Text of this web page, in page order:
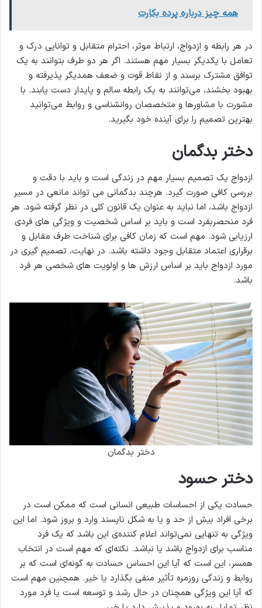
همه چیز درباره پرده بکارت
در هر رابطه و ازدواج، ارتباط موثر، احترام متقابل و توانایی درک و
تعامل با یکدیگر بسیار مهم هستند. اگر هر دو طرف بتوانند به یک
توافق مشترک برسند و از نقاط قوت و ضعف همدیگر پذیرفته و
بهبود بخشند، می‌توانند به یک رابطه سالم و پایدار دست یابند. با
مشورت با مشاورها و متخصصان روانشناسی و روابط می‌توانید
بهترین تصمیم را برای آینده خود بگیرید.
دختر بدگمان
ازدواج یک تصمیم بسیار مهم در زندگی است و باید با دقت و
بررسی کافی صورت گیرد. هرچند بدگمانی می تواند مانعی در مسیر
ازدواج باشد، اما نباید به عنوان یک قانون کلی در نظر گرفته شود. هر
فرد منحصربفرد است و باید بر اساس شخصیت و ویژگی های فردی
ارزیابی شود. مهم است که زمان کافی برای شناخت طرف مقابل و
برقراری اعتماد متقابل وجود داشته باشد. در نهایت، تصمیم گیری در
مورد ازدواج باید بر اساس ارزش ها و اولویت های شخصی هر فرد
باشد.
دختر بدگمان
دختر حسود
حسادت یکی از احساسات طبیعی انسانی است که ممکن است در
برخی افراد بیش از حد و یا به شکل ناپسند وارد و بروز شود. اما این
ویژگی به تنهایی نمی‌تواند اعلام کننده‌ی این باشد که یک فرد
مناسب برای ازدواج باشد یا نباشد. نکته‌ای که مهم است در انتخاب
همسر، این است که آیا این احساس حسادت به گونه‌ای است که بر
روابط و زندگی روزمره تأثیر منفی بگذارد یا خیر. همچنین مهم است
که آیا این ویژگی همچنان در حال رشد و توسعه است یا فرد مورد